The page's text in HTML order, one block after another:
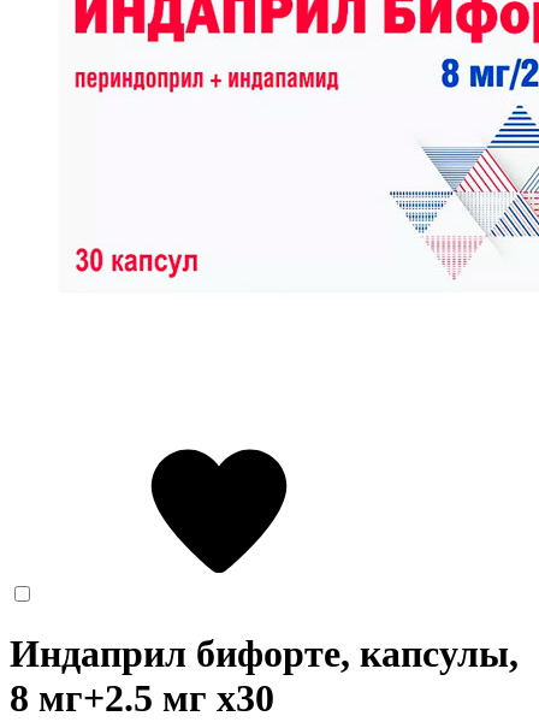
Индаприл бифорте, капсулы,
8 мг+2.5 мг x30